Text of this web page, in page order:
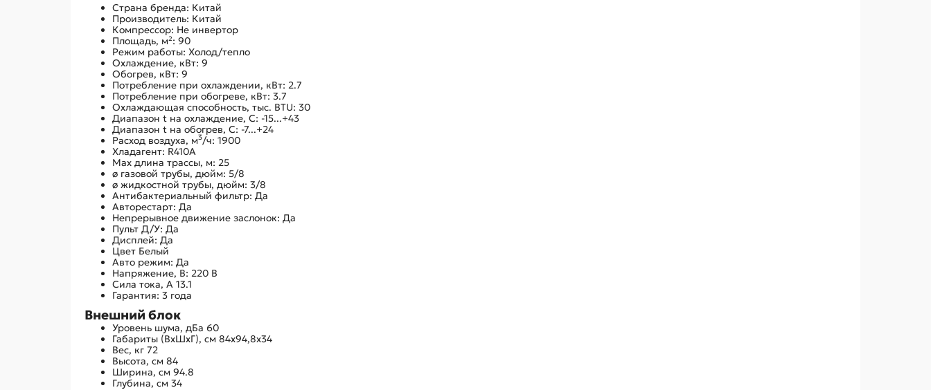
Страна бренда: Китай
Производитель: Китай
Компрессор: Не инвертор
Площадь, м²: 90
Режим работы: Холод/тепло
Охлаждение, кВт: 9
Обогрев, кВт: 9
Потребление при охлаждении, кВт: 2.7
Потребление при обогреве, кВт: 3.7
Охлаждающая способность, тыс. BTU: 30
Диапазон t на охлаждение, С: -15...+43
Диапазон t на обогрев, С: -7...+24
Расход воздуха, м3/ч: 1900
Хладагент: R410A
Max длина трассы, м: 25
ø газовой трубы, дюйм: 5/8
ø жидкостной трубы, дюйм: 3/8
Антибактериальный фильтр: Да
Авторестарт: Да
Непрерывное движение заслонок: Да
Пульт Д/У: Да
Дисплей: Да
Цвет Белый
Авто режим: Да
Напряжение, В: 220 В
Сила тока, А 13.1
Гарантия: 3 года
Внешний блок
Уровень шума, дБа 60
Габариты (ВхШхГ), см 84х94,8х34
Вес, кг 72
Высота, см 84
Ширина, см 94.8
Глубина, см 34